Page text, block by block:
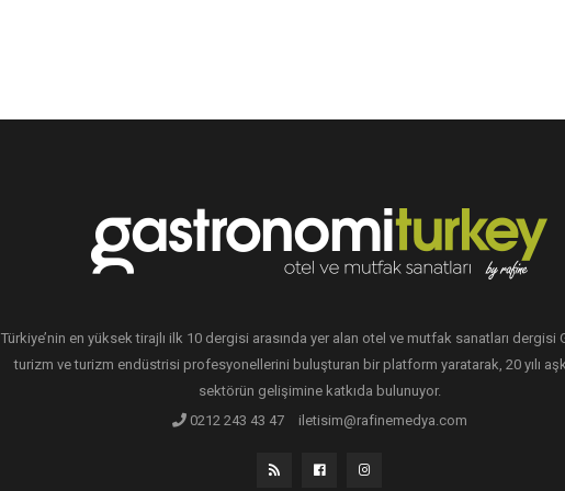
Türkiye’nin en yüksek tirajlı ilk 10 dergisi arasında yer alan otel ve mutfak sanatları dergisi
turizm ve turizm endüstrisi profesyonellerini buluşturan bir platform yaratarak, 20 yılı
sektörün gelişimine katkıda bulunuyor.
0212 243 43 47
iletisim@rafinemedya.com